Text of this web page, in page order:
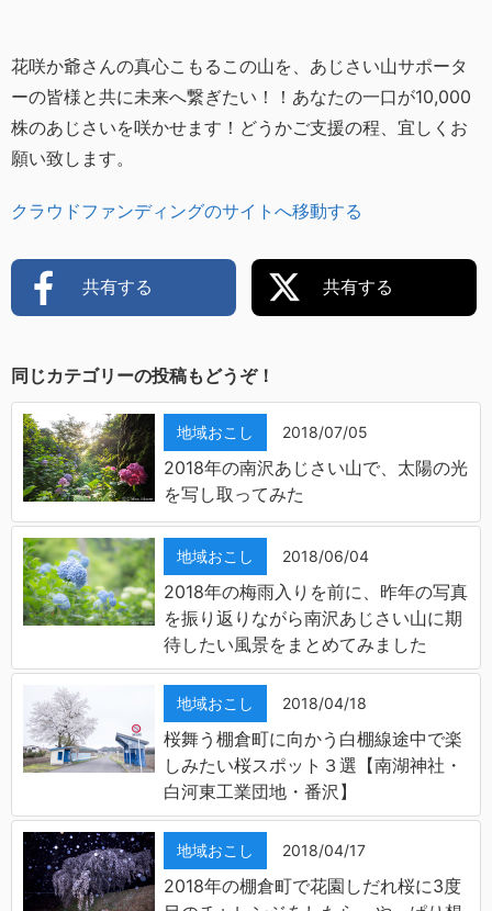
花咲か爺さんの真心こもるこの山を、あじさい山サポータ
ーの皆様と共に未来へ繋ぎたい！！あなたの一口が10,000
株のあじさいを咲かせます！どうかご支援の程、宜しくお
願い致します。
クラウドファンディングのサイトへ移動する
共有する 共有する
同じカテゴリーの投稿もどうぞ！
地域おこし 2018/07/05
2018年の南沢あじさい山で、太陽の光
を写し取ってみた
地域おこし 2018/06/04
2018年の梅雨入りを前に、昨年の写真
を振り返りながら南沢あじさい山に期
待したい風景をまとめてみました
地域おこし 2018/04/18
桜舞う棚倉町に向かう白棚線途中で楽
しみたい桜スポット３選【南湖神社・
白河東工業団地・番沢】
地域おこし 2018/04/17
2018年の棚倉町で花園しだれ桜に3度